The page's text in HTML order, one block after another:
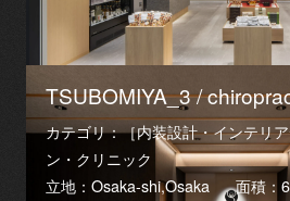
TSUBOMIYA_3 /
カテゴリ：［内装設計・インテリ
ン・クリニック
立地：Osaka-shi,Osaka
面積：